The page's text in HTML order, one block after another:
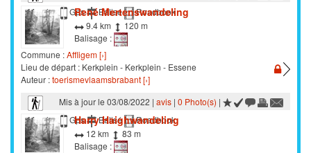
Marche
Gps Balisé Roadbook
René Mertenswandeling
9.4 km
120 m
Balisage :
Commune :Affligem [›]
Lieu de départ : Kerkplein - Kerkplein - Essene
Auteur :toerismevlaamsbrabant [›]
Mis à jour le 03/08/2022 | avis| 0 Photo(s) |
Marche
Gps Balisé Roadbook
Harry Haighwandeling
12 km
83 m
Balisage :